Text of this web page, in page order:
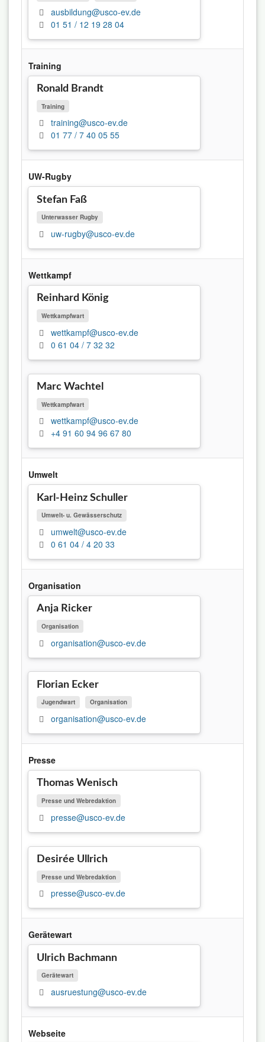
ausbildung@usco-ev.de
01 51 / 12 19 28 04
Training
Ronald Brandt
Training
training@usco-ev.de
01 77 / 7 40 05 55
UW-Rugby
Stefan Faß
Unterwasser Rugby
uw-rugby@usco-ev.de
Wettkampf
Reinhard König
Wettkampfwart
wettkampf@usco-ev.de
0 61 04 / 7 32 32
Marc Wachtel
Wettkampfwart
wettkampf@usco-ev.de
+4 91 60 94 96 67 80
Umwelt
Karl-Heinz Schuller
Umwelt- u. Gewässerschutz
umwelt@usco-ev.de
0 61 04 / 4 20 33
Organisation
Anja Ricker
Organisation
organisation@usco-ev.de
Florian Ecker
Jugendwart Organisation
organisation@usco-ev.de
Presse
Thomas Wenisch
Presse und Webredaktion
presse@usco-ev.de
Desirée Ullrich
Presse und Webredaktion
presse@usco-ev.de
Gerätewart
Ulrich Bachmann
Gerätewart
ausruestung@usco-ev.de
Webseite